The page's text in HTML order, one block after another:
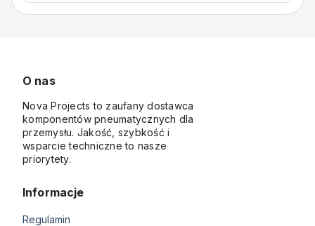
O nas
Nova Projects to zaufany dostawca
komponentów pneumatycznych dla
przemysłu. Jakość, szybkość i
wsparcie techniczne to nasze
priorytety.
Informacje
Regulamin